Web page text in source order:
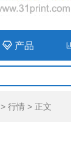
 产品
> 行情 > 正文